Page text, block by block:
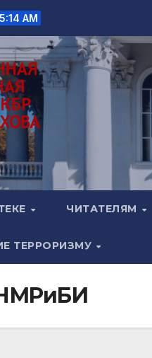
AM
ЧИТАТЕЛЯМ
ТЕРРОРИЗМУ